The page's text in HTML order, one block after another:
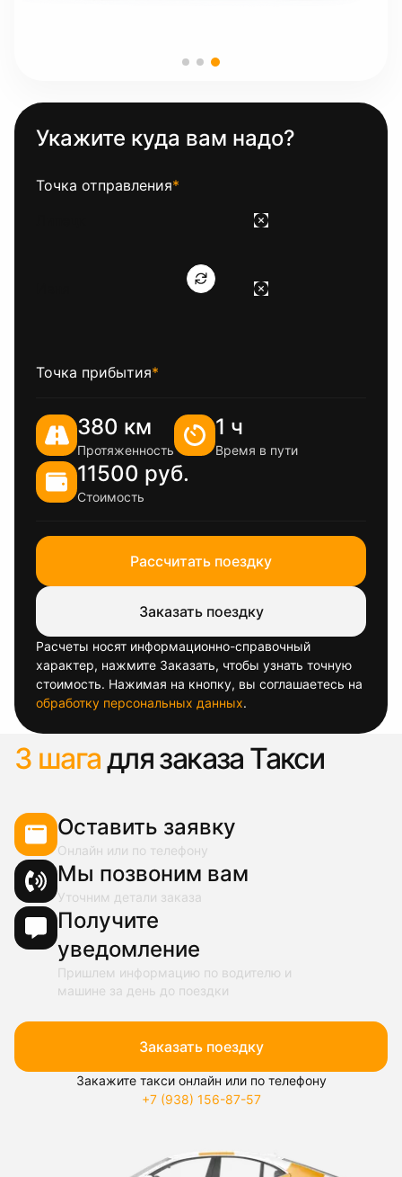
Укажите куда вам надо?
Точка отправления*
Точка прибытия*
380 км
Протяженность
1 ч
Время в пути
11500 руб.
Стоимость
Рассчитать поездку
Заказать поездку
Расчеты носят информационно-справочный
характер, нажмите Заказать, чтобы узнать точную
стоимость. Нажимая на кнопку, вы соглашаетесь на
обработку персональных данных.
3 шагадля заказа Такси
Оставить заявку
Онлайн или по телефону
Мы позвоним вам
Уточним детали заказа
Получите
уведомление
Пришлем информацию по водителю и
машине за день до поездки
Заказать поездку
Закажите такси онлайн или по телефону
+7 (938) 156-87-57